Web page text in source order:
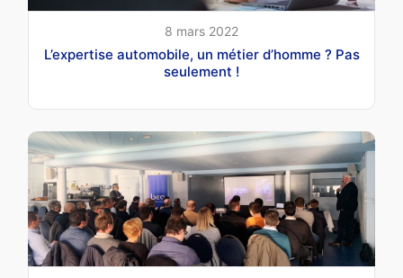
8 mars 2022
L’expertise automobile, un métier d’homme ? Pas
seulement !